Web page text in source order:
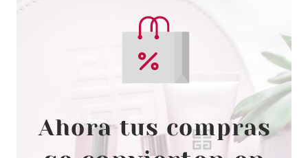
CLARINS
CLARINS BASE DE
MAQUILLAJE DOUBLE SERUM